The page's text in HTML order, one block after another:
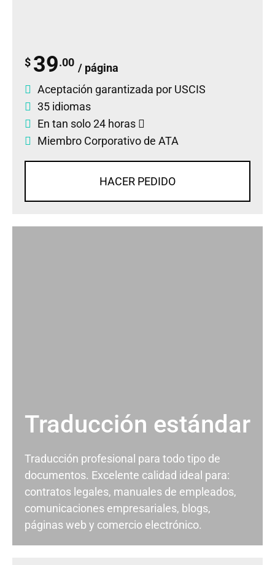
$ 39.00 / página
Aceptación garantizada por USCIS
35 idiomas
En tan solo 24 horas
Miembro Corporativo de ATA
HACER PEDIDO
Traducción estándar
Traducción profesional para todo tipo de
documentos. Excelente calidad ideal para:
contratos legales, manuales de empleados,
comunicaciones empresariales, blogs,
páginas web y comercio electrónico.